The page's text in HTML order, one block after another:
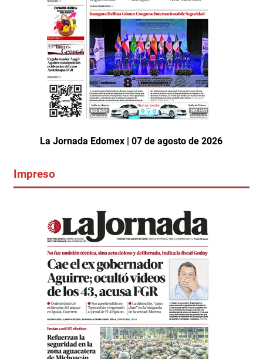
La Jornada Edomex | 07 de agosto de 2026
Impreso